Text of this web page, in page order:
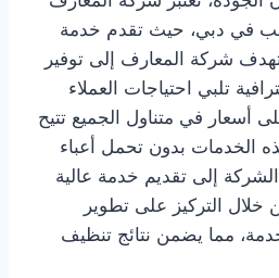
في دبي، حيث تقدم خدمة
شركة المعارف إلى توفير
تلبي احتياجات العملاء
أسعار في متناول الجميع تتيح
الخدمات بدون تحمل أعباء
إلى تقديم خدمة عالية
التركيز على تطوير
مما يضمن نتائج تنظيف